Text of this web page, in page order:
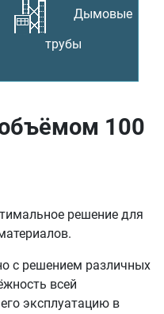
Дымовые
трубы
100
решение для
с решением различных
всей
эксплуатацию в